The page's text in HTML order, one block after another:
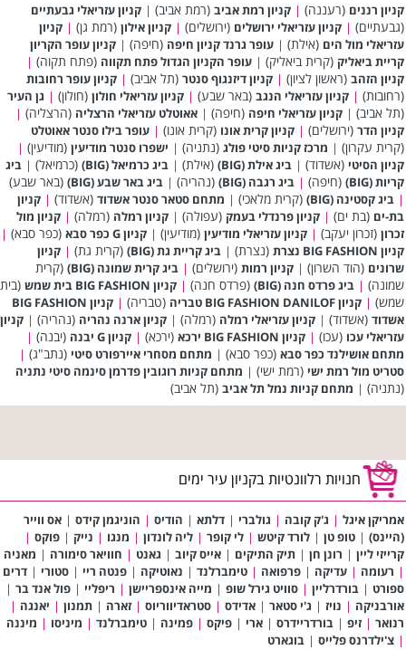
קניון רננים (רעננה) | קניון רמת אביב (רמת אביב) | קניון עזריאלי גבעתיים
(גבעתיים) | קניון עזריאלי ירושלים (ירושלים) | קניון אילון (רמת גן) | קניון
עזריאלי מול הים (אילת) | עופר גרנד קניון חיפה (חיפה) | קניון עופר הקריון
קריית ביאליק (קרית ביאליק) | עופר הקניון הגדול פתח תקווה (פתח תקוה) |
קניון הזהב (ראשון לציון) | קניון דיזנגוף סנטר (תל אביב) | קניון עופר רחובות
(רחובות) | קניון עזריאלי הנגב (באר שבע) | קניון עזריאלי חולון (חולון) | גן העיר
(תל אביב) | קניון עזריאלי חיפה (חיפה) | אאוטלט עזריאלי הרצליה (הרצליה) |
קניון הדר (ירושלים) | קניון קרית אונו (קרית אונו) | עופר בילו סנטר אאוטלט
(קרית עקרון) | מרכז קניות סיטי פולג (נתניה) | ישפרו סנטר מודיעין (מודיעין) |
קניון הסיטי (אשדוד) | ביג אילת (BIG) (אילת) | ביג כרמיאל (BIG) (כרמיאל) | ביג
קריות (BIG)
(חיפה) | ביג רגבה (BIG) (נהריה) | ביג באר שבע (BIG) (באר שבע)
| ביג קסטינה (BIG) (קרית מלאכי) | מתחם סטאר סנטר אשדוד (אשדוד) | קניון
בת-ים (בת ים) | קניון פרנדלי בעמק (עפולה) | קניון רמלה (רמלה) | קניון מול
זכרון (זכרון יעקב) | קניון עזריאלי מודיעין (מודיעין) | קניון G כפר סבא (כפר סבא) |
קניון BIG FASHION נצרת
(נצרת) | ביג קריית גת (BIG) (קרית גת) | קניון
שרונים (הוד השרון) | קניון רמות (ירושלים) | ביג קרית שמונה (BIG)
(קרית
שמונה) | ביג פרדס חנה (BIG) (פרדס חנה) | קניון BIG FASHION בית שמש
(בית
שמש) | קניון BIG FASHION DANILOF טבריה (טבריה) |
קניון BIG FASHION
אשדוד (אשדוד) | קניון עזריאלי רמלה (רמלה) | קניון ארנה נהריה (נהריה) | קניון
עזריאלי עכו (עכו) | קניון BIG FASHION ירכא (ירכא) | קניון G יבנה (יבנה) |
מתחם אושילנד כפר סבא (כפר סבא) | מתחם מסחרי איירפורט סיטי (נתב"ג) |
סטריט מול רמת ישי (רמת ישי) | מתחם קניות רוגובין פדרמן סינמה סיטי נתניה
(נתניה) | מתחם קניות נמל תל אביב (תל אביב)
חנויות רלוונטיות בקניון עיר ימים
אמריקן איגל | ג'ק קובה | גולברי | דלתא | הודיס | הוניגמן קידס | אס ווייר
(היינס) | טופ טן | לורד קיטש | לי קופר | ליה לונדון | מנגו | נייק | פוקס |
קרייזי ליין | רונן חן | תיק התיקים | אייס קיוב | גאנט | חוויאר סימורה | מאניה
| רעומה | עדיקה | פרפואה | טימברלנד | נאוטיקה | פנטה ריי | סטורי | דרים
ספורט | בורדרליין | סוויט גירל שופ | מייה אינספריישן | ריפליי | פול אנד בר |
אורבניקה | נויז | ג'י סטאר | אדידס | סטראדיווריוס | זארה | תמנון | יאנגה |
רנואר | זיפ | בורדריידרס | ארי | פיקס | פמינה | טימברלנד | מיניסו | מיננה
| צ'ילדרנס פלייס | בוגארט